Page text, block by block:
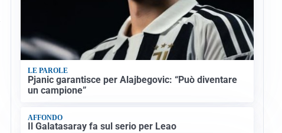
LE PAROLE
Pjanic garantisce per Alajbegovic: “Può diventare
un campione”
AFFONDO
Il Galatasaray fa sul serio per Leao